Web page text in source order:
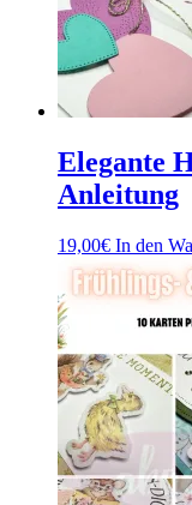
Elegante
Anleitung
19,00€ In den